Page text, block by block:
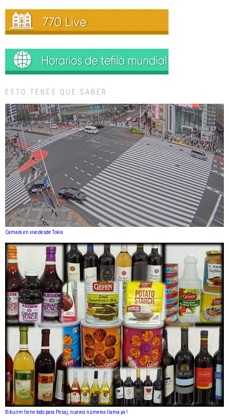
ESTO TENÉS QUE SABER
Camará en vivo desde Tokio
Bikurim tiene todo para Pesaj, nuevos números llama ya !